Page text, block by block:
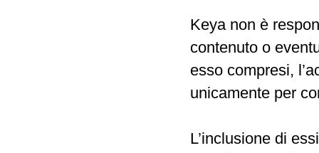
Keya non è
contenuto o
esso compresi,
unicamente per
L’inclusione di